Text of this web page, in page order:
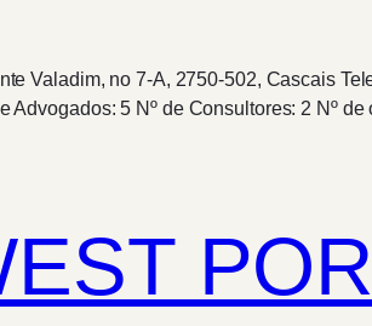
Valadim, no 7-A, 2750-502, Cascais
Advogados: 5 Nº de Consultores: 2 Nº